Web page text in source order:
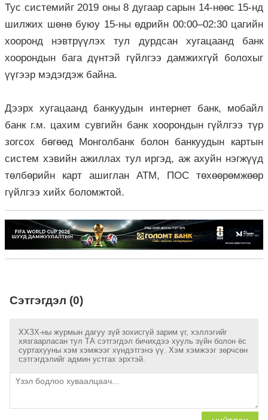
Тус системийг 2019 оны 8 дугаар сарын 14-нөөс 15-нд
шилжих шөнө буюу 15-ны өдрийн 00:00–02:30 цагийн
хооронд нэвтрүүлэх тул дурдсан хугацаанд банк
хоорондын бага дүнтэй гүйлгээ дамжихгүй болохыг
үүгээр мэдэгдэж байна.
Дээрх хугацаанд банкуудын интернет банк, мобайл
банк г.м. цахим сувгийн банк хоорондын гүйлгээ түр
зогсох бөгөөд Монголбанк болон банкуудын картын
систем хэвийн ажиллах тул иргэд, аж ахуйн нэгжүүд
төлбөрийн карт ашиглан ATM, ПОС төхөөрөмжөөр
гүйлгээ хийх боломжтой.
Сэтгэгдэл (0)
ХХЗХ-ны журмын дагуу зүй зохисгүй зарим үг, хэллэгийг
хязгаарласан тул ТА сэтгэгдэл бичихдээ хууль зүйн болон ёс
суртахууны хэм хэмжээг хүндэтгэнэ үү. Хэм хэмжээг зөрчсөн
сэтгэгдэлийг админ устгах эрхтэй.